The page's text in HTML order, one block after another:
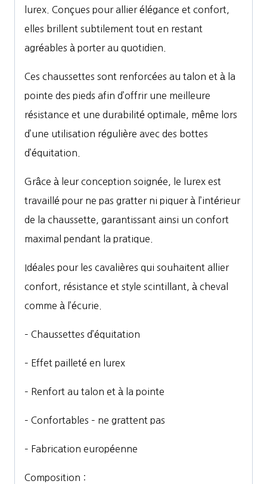
lurex. Conçues pour allier élégance et confort,
elles brillent subtilement tout en restant
agréables à porter au quotidien.
Ces chaussettes sont renforcées au talon et à la
pointe des pieds afin d’offrir une meilleure
résistance et une durabilité optimale, même lors
d’une utilisation régulière avec des bottes
d’équitation.
Grâce à leur conception soignée, le lurex est
travaillé pour ne pas gratter ni piquer à l’intérieur
de la chaussette, garantissant ainsi un confort
maximal pendant la pratique.
Idéales pour les cavalières qui souhaitent allier
confort, résistance et style scintillant, à cheval
comme à l’écurie.
– Chaussettes d’équitation
– Effet pailleté en lurex
– Renfort au talon et à la pointe
– Confortables – ne grattent pas
– Fabrication européenne
Composition :